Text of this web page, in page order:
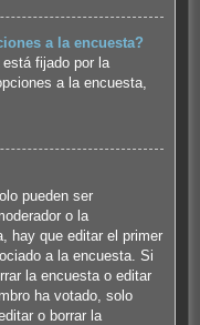
a la encuesta?
fijado por la
a la encuesta,
pueden ser
o la
hay que editar el primer
a la encuesta. Si
la encuesta o editar
ha votado, solo
o borrar la